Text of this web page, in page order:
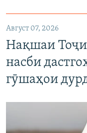
Август 07, 2026
Нақшаи
насби
гӯшаҳои